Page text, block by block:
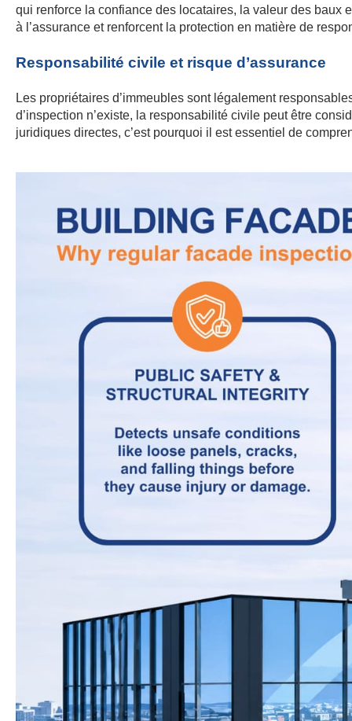
qui renforce la confiance des locataires, la valeur des baux
à l’assurance et renforcent la protection en matière de
Responsabilité civile et risque d’assurance
Les propriétaires d’immeubles sont légalement
d’inspection n’existe, la responsabilité civile peut être
juridiques directes, c’est pourquoi il est essentiel de